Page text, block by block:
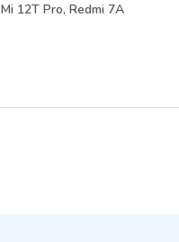
12T Pro, Redmi 7A